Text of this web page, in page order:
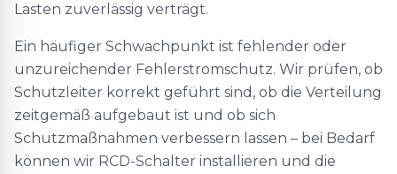
Lasten zuverlässig verträgt.
Ein häufiger Schwachpunkt ist fehlender oder
unzureichender Fehlerstromschutz. Wir prüfen, ob
Schutzleiter korrekt geführt sind, ob die Verteilung
zeitgemäß aufgebaut ist und ob sich
Schutzmaßnahmen verbessern lassen – bei Bedarf
können wir RCD-Schalter installieren und die